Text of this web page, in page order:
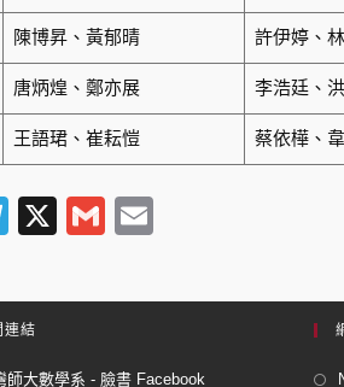
陳博昇、黃郁晴 許伊婷、
唐炳煌、鄭亦展 李浩廷、
王語珺、崔耘愷 蔡依樺、
T
e
gr
a
X
G
ail ail
連結
師大數學系 - 臉書 Facebook